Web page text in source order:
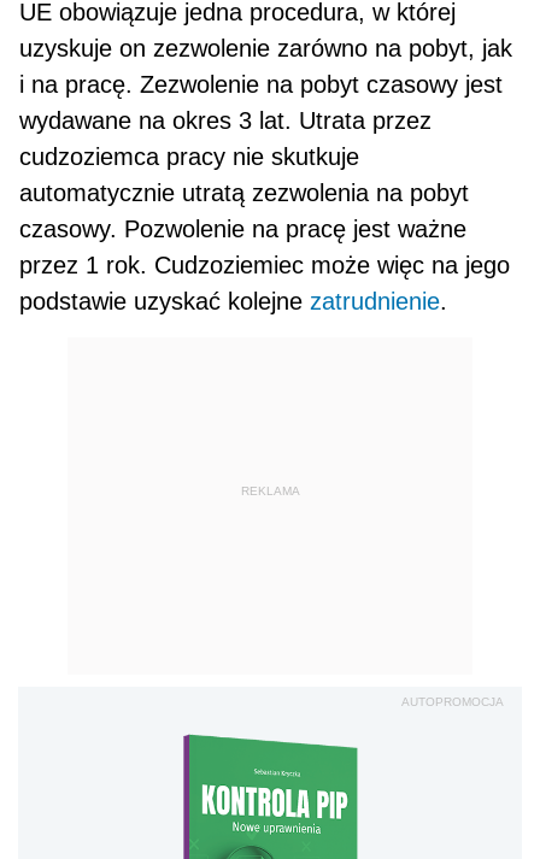
UE obowiązuje jedna procedura, w której
uzysku­je on zezwolenie zarówno na pobyt, jak
i na pracę. Zezwolenie na pobyt czasowy jest
wydawane na okres 3 lat. Utrata przez
cudzoziemca pracy nie skutkuje
automatycznie utratą zezwolenia na pobyt
czasowy. Pozwolenie na pracę jest ważne
przez 1 rok. Cudzoziemiec może więc na jego
podstawie uzyskać kolejne zatrudnienie.
REKLAMA
AUTOPROMOCJA